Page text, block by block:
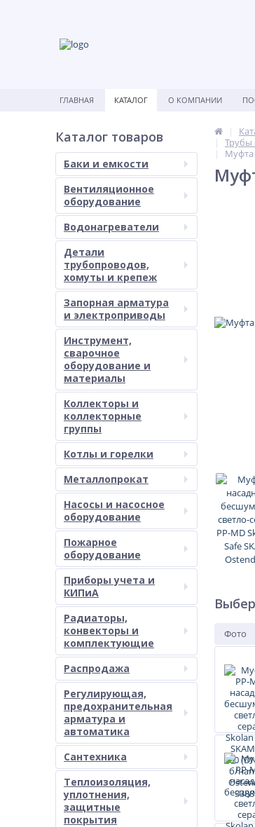
ГЛАВНАЯ КАТАЛОГ О КОМПАНИИ
Каталог товаров
Баки и емкости
Вентиляционное
оборудование
Водонагреватели
Детали
трубопроводов,
хомуты и крепеж
Запорная арматура
и электроприводы
Инструмент,
сварочное
оборудование и
материалы
Коллекторы и
коллекторные
группы
Котлы и горелки
Металлопрокат
Насосы и насосное
оборудование
Пожарное
оборудование
Приборы учета и
КИПиА
Радиаторы,
конвекторы и
комплектующие
Распродажа
Регулирующая,
предохранительная
арматура и
автоматика
Сантехника
Теплоизоляция,
уплотнения,
защитные
покрытия
Трубы
Муфта
Фото